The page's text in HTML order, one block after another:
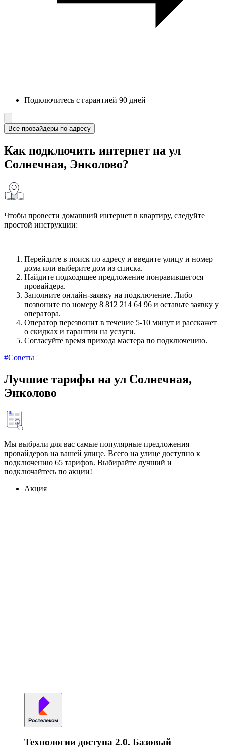
Подключитесь с гарантией 90 дней
Все провайдеры по адресу
Как подключить интернет на ул
Солнечная, Энколово?
Чтобы провести домашний интернет в квартиру, следуйте
простой инструкции:
Перейдите в поиск по адресу и введите улицу и номер
дома или выберите дом из списка.
Найдите подходящее предложение понравившегося
провайдера.
Заполните онлайн-заявку на подключение. Либо
позвоните по номеру 8 812 214 64 96 и оставьте заявку у
оператора.
Оператор перезвонит в течение 5-10 минут и расскажет
о скидках и гарантии на услуги.
Согласуйте время прихода мастера по подключению.
#Советы
Лучшие тарифы на ул Солнечная,
Энколово
Мы выбрали для вас самые популярные предложения
провайдеров на вашей улице. Всего на улице доступно к
подключению 65 тарифов. Выбирайте лучший и
подключайтесь по акции!
Акция
Технологии доступа 2.0. Базовый